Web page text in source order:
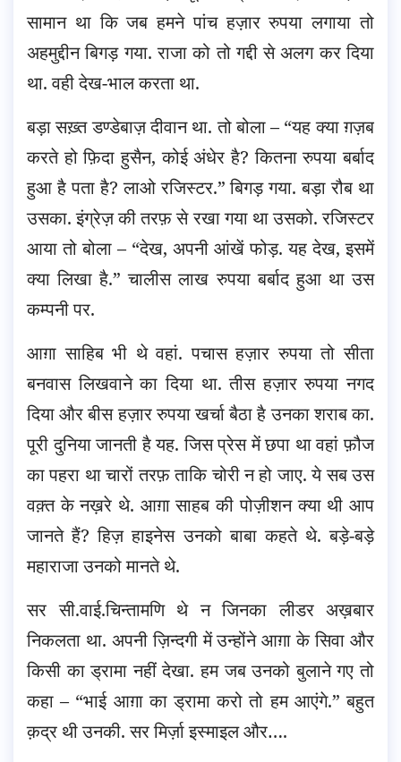
सामान था कि जब हमने पांच हज़ार रुपया लगाया तो
अहमुद्दीन बिगड़ गया. राजा को तो गद्दी से अलग कर दिया
था. वही देख-भाल करता था.
बड़ा सख़्त डण्डेबाज़ दीवान था. तो बोला – “यह क्या ग़ज़ब
करते हो फ़िदा हुसैन, कोई अंधेर है? कितना रुपया बर्बाद
हुआ है पता है? लाओ रजिस्टर.” बिगड़ गया. बड़ा रौब था
उसका. इंग्रेज़ की तरफ़ से रखा गया था उसको. रजिस्टर
आया तो बोला – “देख, अपनी आंखें फोड़. यह देख, इसमें
क्या लिखा है.” चालीस लाख रुपया बर्बाद हुआ था उस
कम्पनी पर.
आग़ा साहिब भी थे वहां. पचास हज़ार रुपया तो सीता
बनवास लिखवाने का दिया था. तीस हज़ार रुपया नगद
दिया और बीस हज़ार रुपया खर्चा बैठा है उनका शराब का.
पूरी दुनिया जानती है यह. जिस प्रेस में छपा था वहां फ़ौज
का पहरा था चारों तरफ़ ताकि चोरी न हो जाए. ये सब उस
वक़्त के नख़रे थे. आग़ा साहब की पोज़ीशन क्या थी आप
जानते हैं? हिज़ हाइनेस उनको बाबा कहते थे. बड़े-बड़े
महाराजा उनको मानते थे.
सर सी.वाई.चिन्तामणि थे न जिनका लीडर अख़बार
निकलता था. अपनी ज़िन्दगी में उन्होंने आग़ा के सिवा और
किसी का ड्रामा नहीं देखा. हम जब उनको बुलाने गए तो
कहा – “भाई आग़ा का ड्रामा करो तो हम आएंगे.” बहुत
क़द्र थी उनकी. सर मिर्ज़ा इस्माइल और….